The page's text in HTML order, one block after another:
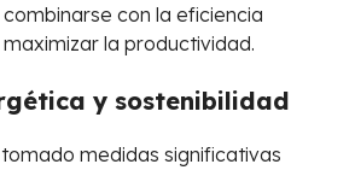
con la eficiencia
la productividad.
y sostenibilidad
medidas significativas